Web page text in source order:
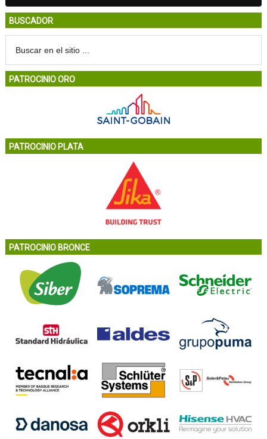
BUSCADOR
PATROCINIO ORO
PATROCINIO PLATA
PATROCINIO BRONCE